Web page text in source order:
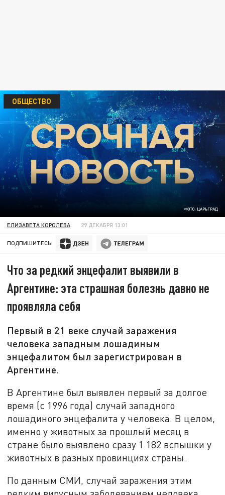
ФОТО: ЦАРЬГРАД
ОБЩЕСТВО
ЕЛИЗАВЕТА КОРОЛЕВА 29 ДЕКАБРЯ 13:01
ПОДПИШИТЕСЬ:
Что за редкий энцефалит выявили в
Аргентине: эта страшная болезнь давно не
проявляла себя
Первый в 21 веке случай заражения
человека западным лошадиным
энцефалитом был зарегистрирован в
Аргентине.
В Аргентине был выявлен первый за долгое
время (с 1996 года) случай западного
лошадиного энцефалита у человека. В целом,
именно у животных за прошлый месяц в
стране было выявлено сразу 1 182 вспышки у
животных в разных провинциях страны.
По данным СМИ, случай заражения этим